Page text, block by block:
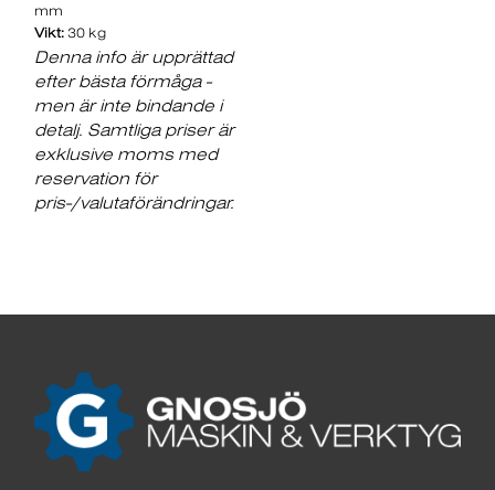
mm
Vikt: 30 kg
Denna info är upprättad
efter bästa förmåga -
men är inte bindande i
detalj. Samtliga priser är
exklusive moms med
reservation för
pris-/valutaförändringar.